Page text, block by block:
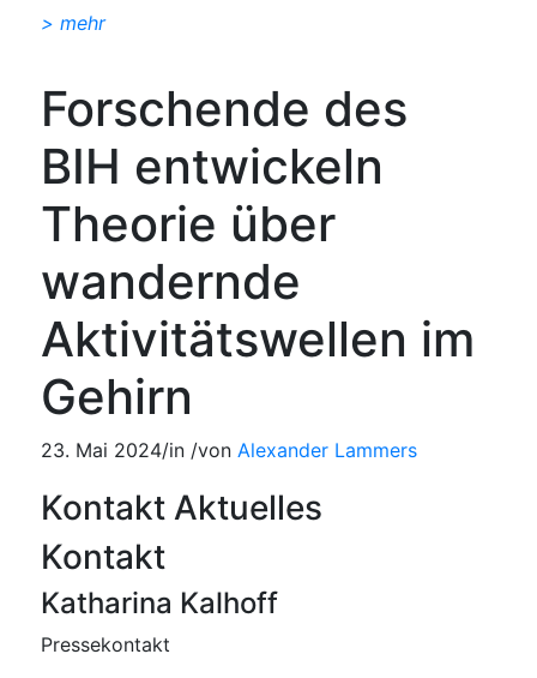
> mehr
Forschende des
BIH entwickeln
Theorie über
wandernde
Aktivitätswellen im
Gehirn
23. Mai 2024/in /von Alexander Lammers
Kontakt Aktuelles
Kontakt
Katharina Kalhoff
Pressekontakt